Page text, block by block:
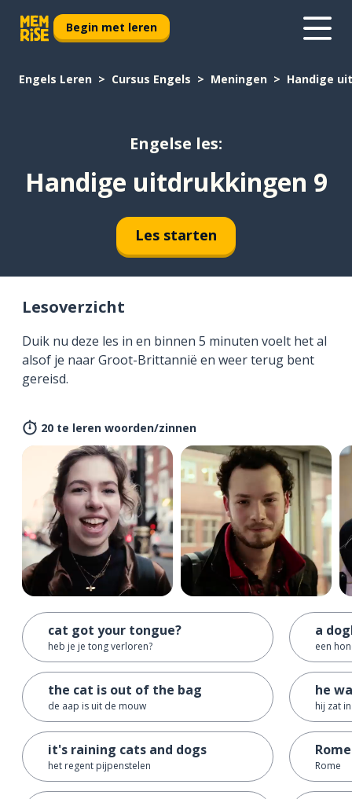
Begin met leren
Engels Leren Cursus Engels Meningen Handige
Engelse les:
Handige uitdrukkingen 9
Les starten
Lesoverzicht
Duik nu deze les in en binnen 5 minuten voelt het al
alsof je naar Groot-Brittannië en weer terug bent
gereisd.
20 te leren woorden/zinnen
cat got your tongue?
heb je je tong verloren?
the cat is out of the bag
de aap is uit de mouw
it's raining cats and dogs
het regent pijpenstelen
a
een
he
hij zat
Rome
Rome